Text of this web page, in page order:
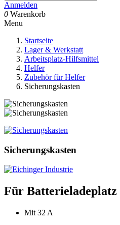
Anmelden
0 Warenkorb
Menu
Startseite
Lager & Werkstatt
Arbeitsplatz-Hilfsmittel
Helfer
Zubehör für Helfer
Sicherungskasten
Sicherungskasten
Für Batterieladeplatz
Mit 32 A